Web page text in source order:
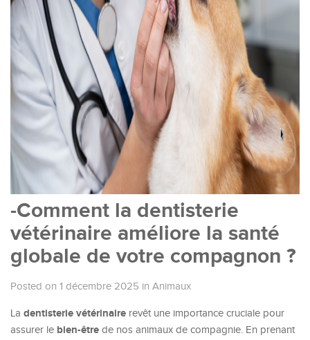
-Comment la dentisterie
vétérinaire améliore la santé
globale de votre compagnon ?
Posted on 1 décembre 2025 in Animaux
La dentisterie vétérinaire revêt une importance cruciale pour
assurer le bien-être de nos animaux de compagnie. En prenant